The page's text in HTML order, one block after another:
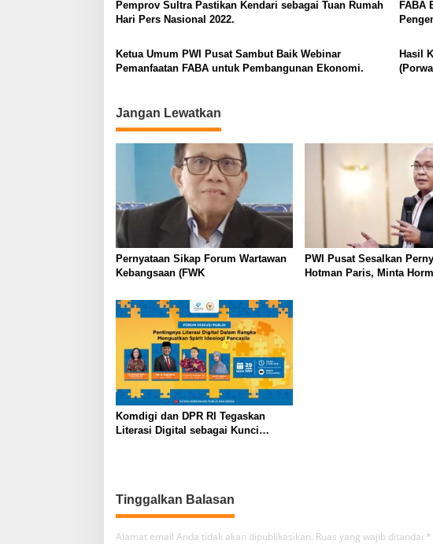
o
s
Pemprov Sultra Pastikan Kendari sebagai Tuan Rumah
Hari Pers Nasional 2022.
FABA
Ketua Umum PWI Pusat Sambut Baik Webinar
Pemanfaatan FABA untuk Pembangunan Ekonomi.
Hasil
Jangan Lewatkan
Pernyataan Sikap Forum Wartawan
Kebangsaan (FWK
PWI Pusat Sesalkan
Hotman Paris, Minta
Komdigi dan DPR RI Tegaskan
Literasi Digital sebagai Kunci
Tinggalkan Balasan
Alamat email Anda tidak akan dipublikasikan. Ruas yang wajib ditandai *